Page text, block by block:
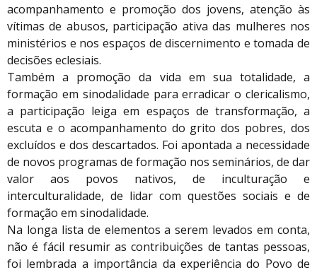
acompanhamento e promoção dos jovens, atenção às
vítimas de abusos, participação ativa das mulheres nos
ministérios e nos espaços de discernimento e tomada de
decisões eclesiais.
Também a promoção da vida em sua totalidade, a
formação em sinodalidade para erradicar o clericalismo,
a participação leiga em espaços de transformação, a
escuta e o acompanhamento do grito dos pobres, dos
excluídos e dos descartados. Foi apontada a necessidade
de novos programas de formação nos seminários, de dar
valor aos povos nativos, de inculturação e
interculturalidade, de lidar com questões sociais e de
formação em sinodalidade.
Na longa lista de elementos a serem levados em conta,
não é fácil resumir as contribuições de tantas pessoas,
foi lembrada a importância da experiência do Povo de